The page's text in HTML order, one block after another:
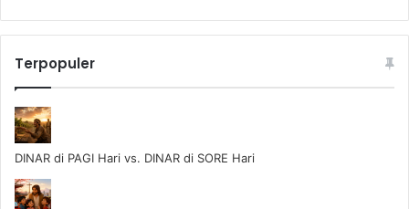
Terpopuler
DINAR di PAGI Hari vs. DINAR di SORE Hari